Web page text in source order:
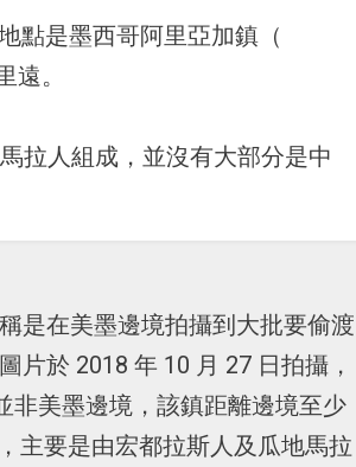
點是墨西哥阿里亞加鎮（
。
拉人組成，並沒有大部分是中
是在美墨邊境拍攝到大批要偷渡
片於 2018 年 10 月 27 日拍攝，
非美墨邊境，該鎮距離邊境至少
主要是由宏都拉斯人及瓜地馬拉